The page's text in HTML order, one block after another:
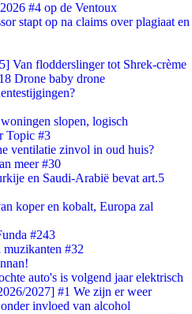
#4 op de Ventoux
stapt op na claims over plagiaat en
Van flodderslinger tot Shrek-crème
Drone baby drone
slopen, logisch
Topic #3
ventilatie zinvol in oud huis?
meer #30
en Saudi-Arabië bevat art.5
koper en kobalt, Europa zal
#243
muzikanten #32
auto's is volgend jaar elektrisch
2027] #1 We zijn er weer
invloed van alcohol